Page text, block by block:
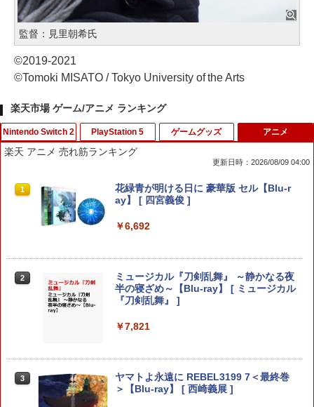
監督：見里朝希氏
©2019-2021
©Tomoki MISATO / Tokyo University of the Arts
楽天市場 ゲーム/アニメ ランキング
Nintendo Switch 2
1
【7週連続1位】inklink公式 Switch / Sw
itch2 コントローラー 最新モデル 最新フ
ントローラー スイッチ2 スイッチ Switc
トローラ Switch2コントローラー
￥2,960
￥3,224
PlayStation 5
1
シリコンタイプ デュアルセンス ps5用
【PS5コントローラー用シリコンケー
カバー ps5 dualsense ゲーム 保護ケー
レステ5 直送w【送料無料】[M便 1/3]
￥580
nd PlayStation 5 PS5 | Performance T
humbsticks 旧バージョン 3つ爪
ゲームグッズ アニメ
楽天 アニメ 売れ筋ランキング
更新日時：2026/08/09 04:00
1
花緑青が明ける日に 豪華版 セル【Blu-r
ay】 [ 四宮義俊 ]
￥6,692
2
ミュージカル『刀剣乱舞』 ～静かなる夜
半の寝ざめ～【Blu-ray】 [ ミュージカル
『刀剣乱舞』 ]
￥7,821
3
ヤマトよ永遠に REBEL3199 7＜最終巻
＞【Blu-ray】 [ 西崎義展 ]